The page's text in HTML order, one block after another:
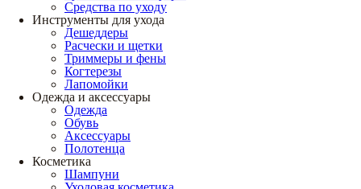
Средства по уходу
Инструменты для ухода
Дешеддеры
Расчески и щетки
Триммеры и фены
Когтерезы
Лапомойки
Одежда и аксессуары
Одежда
Обувь
Аксессуары
Полотенца
Косметика
Шампуни